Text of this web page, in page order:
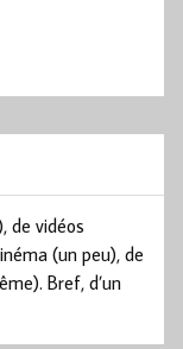
de vidéos
(un peu), de
Bref, d’un